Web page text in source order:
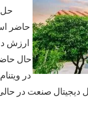
حل
حاضر
ارزش
حال
در
دیجیتال صنعت در